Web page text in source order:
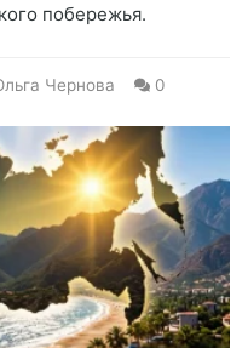
побережья.
Чернова 0